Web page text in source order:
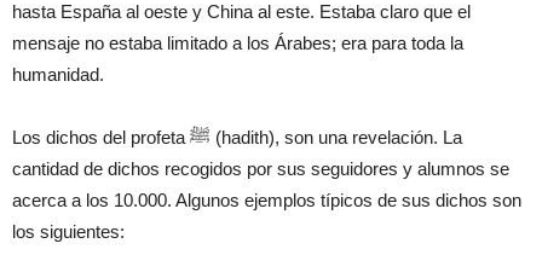
hasta España al oeste y China al este. Estaba claro que el
mensaje no estaba limitado a los Árabes; era para toda la
humanidad.
Los dichos del profeta ﷺ (hadith), son una revelación. La
cantidad de dichos recogidos por sus seguidores y alumnos se
acerca a los 10.000. Algunos ejemplos típicos de sus dichos son
los siguientes: